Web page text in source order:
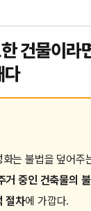
건물이라
다
는 불법을 덮어주
거 중인 건축물의
절차에 가깝다.